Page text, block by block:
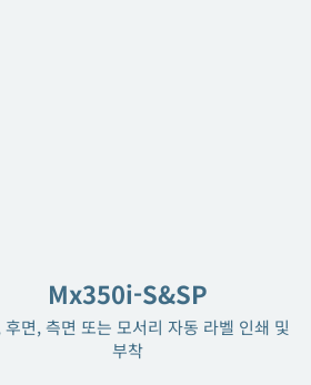
Mx350i-S&SP
후면, 측면 또는 모서리 자동 라벨 인쇄 및
부착